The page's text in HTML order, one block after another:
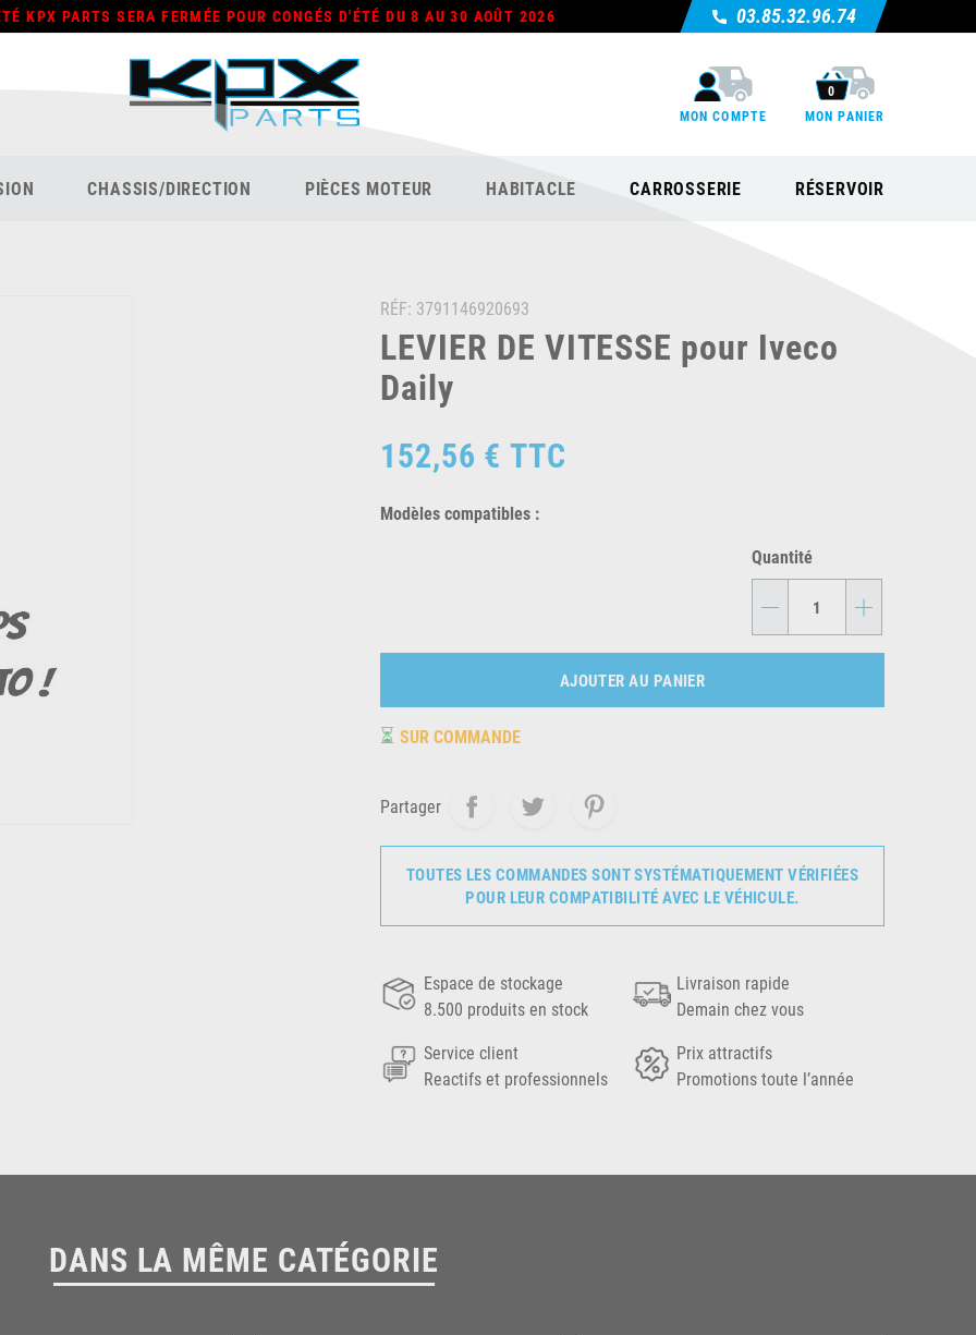
KPX PARTS SERA FERMÉE POUR CONGÉS D'ÉTÉ DU 8 AU 30 AOÛT 2026 03.85.32.96.74
MON COMPTE
0
MON PANIER
CHASSIS/DIRECTION PIÈCES MOTEUR HABITACLE CARROSSERIE RÉSERVOIR
RÉF: 3791146920693
LEVIER DE VITESSE pour Iveco
Daily
152,56 € TTC
Modèles compatibles :
Quantité
- +
AJOUTER AU PANIER
⏳ SUR COMMANDE
Partager
TOUTES LES COMMANDES SONT SYSTÉMATIQUEMENT VÉRIFIÉES
POUR LEUR COMPATIBILITÉ AVEC LE VÉHICULE.
Espace de stockage
8.500 produits en stock
Livraison rapide
Demain chez vous
Service client
Reactifs et professionnels
Prix attractifs
Promotions toute l’année
DANS LA MÊME CATÉGORIE